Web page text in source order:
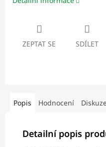
ZEPTAT SE SDÍLET
Popis Hodnocení
Detailní popis